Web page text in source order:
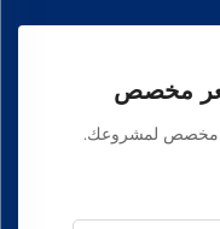
مخصص
مخصص لمشروعك.